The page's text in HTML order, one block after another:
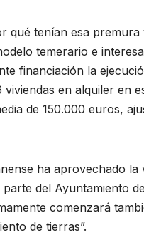
qué tenían esa
temerario e
financiación la
en alquiler en
de 150.000 euros,
ha aprovechado
del Ayuntamiento
comenzará
de tierras”.